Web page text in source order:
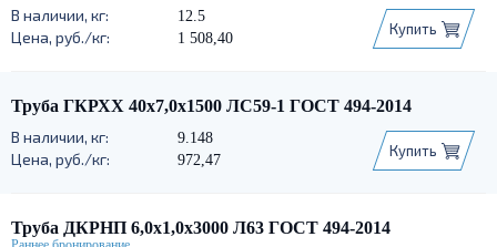
12.5
1 508,40
Купить
Труба ГКРХХ 40х7,0х1500 ЛС59-1 ГОСТ 494-2014
9.148
972,47
Купить
Труба ДКРНП 6,0х1,0х3000 Л63 ГОСТ 494-2014